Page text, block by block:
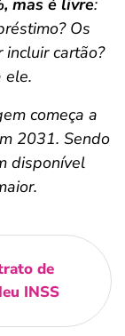
mas é livre:
Os
cartão?
ele.
começa a
2031. Sendo
disponível
de
INSS